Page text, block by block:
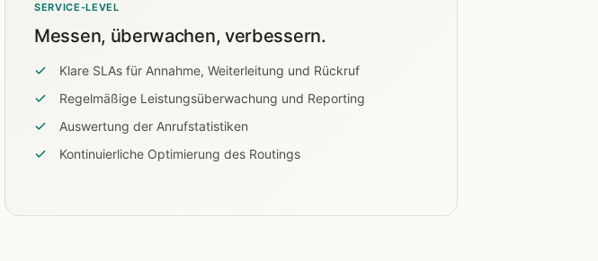
SERVICE-LEVEL
Messen, überwachen, verbessern.
Klare SLAs für Annahme, Weiterleitung und Rückruf
Regelmäßige Leistungs­überwachung und Reporting
Auswertung der Anrufstatistiken
Kontinuierliche Optimierung des Routings